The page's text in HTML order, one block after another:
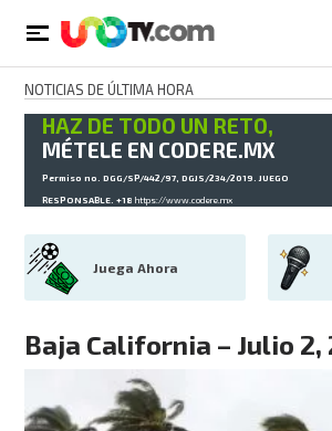
NOTICIAS DE ÚLTIMA HORA
HAZ DE TODO UN RETO,
MÉTELE EN CODERE.MX
Permiso no. DGG/SP/442/97, DGJS/234/2019. JUEGO
RESPONSABLE. +18https://www.codere.mx
Juega Ahora
Baja California – Julio 2,